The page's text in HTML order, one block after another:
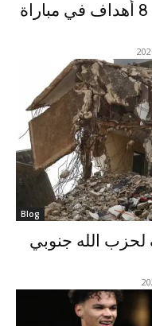
مانشستر يونايتد وبورنموث.. 8 أهداف في مباراة
Blog
لحزب الله جنوبي